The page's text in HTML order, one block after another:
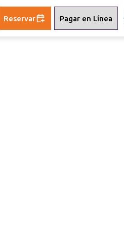
Reservar Pagar en Línea